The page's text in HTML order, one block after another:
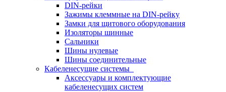
DIN-рейки
Зажимы клеммные на DIN-рейку
Замки для щитового оборудования
Изоляторы шинные
Сальники
Шины нулевые
Шины соединительные
Кабеленесущие системы
Аксессуары и комплектующие
кабеленесущих систем